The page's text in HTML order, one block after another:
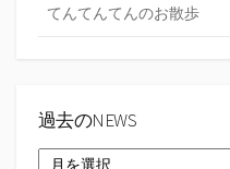
てんてんてんのお散歩
過去のNEWS